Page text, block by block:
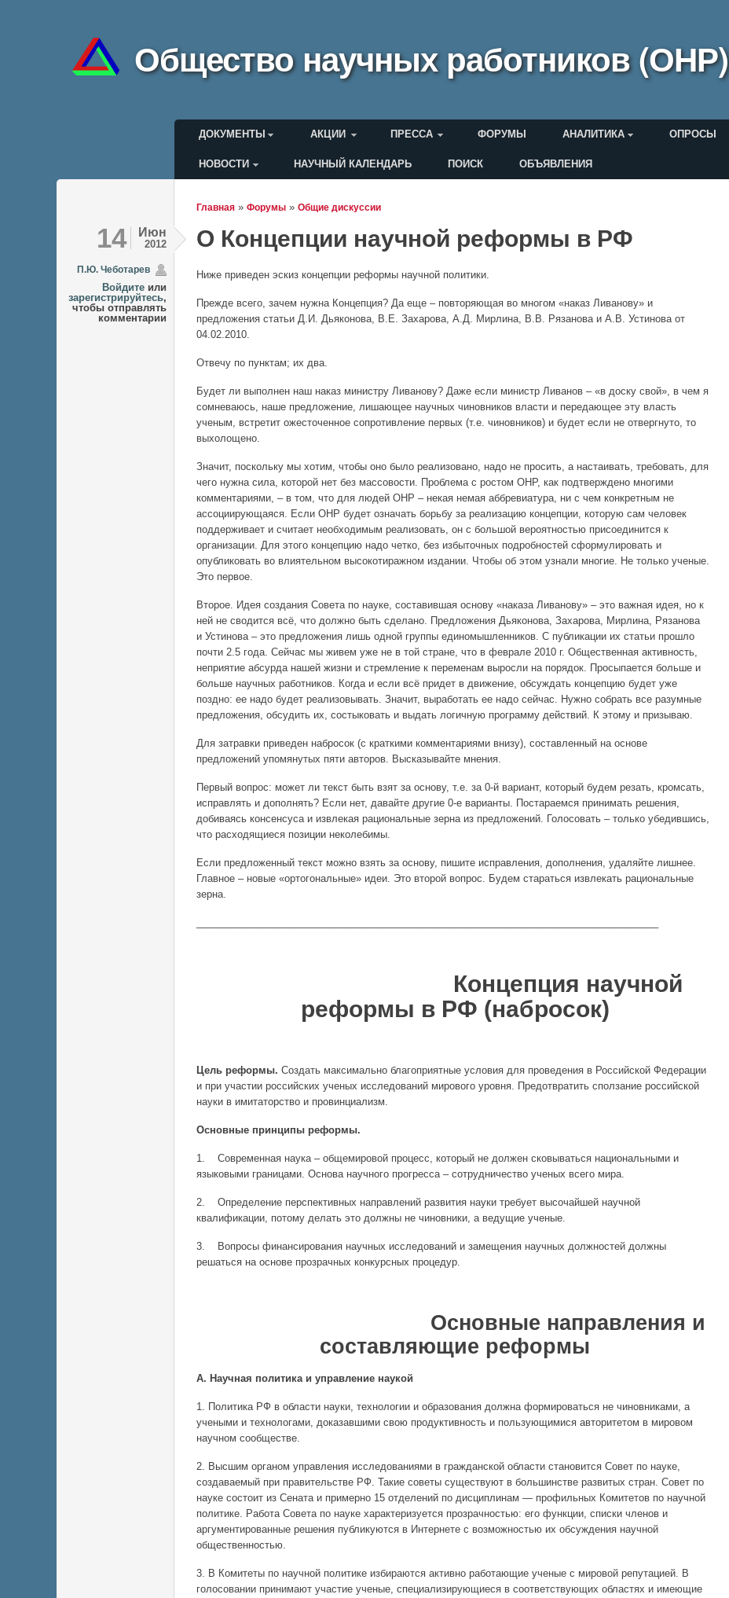
Общество научных работников (ОНР)
Главное меню
ДОКУМЕНТЫ АКЦИИ ПРЕССА ФОРУМЫ АНАЛИТИКА ОПРОСЫ
Меню пользователя
НОВОСТИ НАУЧНЫЙ КАЛЕНДАРЬ ПОИСК ОБЪЯВЛЕНИЯ
Вы здесь
Главная » Форумы » Общие дискуссии
14 Июн
2012
П.Ю. Чеботарев
Войдите или
зарегистрируйтесь,
чтобы отправлять
комментарии
О Концепции научной реформы в РФ
Ниже приведен эскиз концепции реформы научной политики.
Прежде всего, зачем нужна Концепция? Да еще – повторяющая во многом «наказ Ливанову» и
предложения статьи Д.И. Дьяконова, В.Е. Захарова, А.Д. Мирлина, В.В. Рязанова и А.В. Устинова от
04.02.2010.
Отвечу по пунктам; их два.
Будет ли выполнен наш наказ министру Ливанову? Даже если министр Ливанов – «в доску свой», в чем я
сомневаюсь, наше предложение, лишающее научных чиновников власти и передающее эту власть
ученым, встретит ожесточенное сопротивление первых (т.е. чиновников) и будет если не отвергнуто, то
выхолощено.
Значит, поскольку мы хотим, чтобы оно было реализовано, надо не просить, а настаивать, требовать, для
чего нужна сила, которой нет без массовости. Проблема с ростом ОНР, как подтверждено многими
комментариями, – в том, что для людей ОНР – некая немая аббревиатура, ни с чем конкретным не
ассоциирующаяся. Если ОНР будет означать борьбу за реализацию концепции, которую сам человек
поддерживает и считает необходимым реализовать, он с большой вероятностью присоединится к
организации. Для этого концепцию надо четко, без избыточных подробностей сформулировать и
опубликовать во влиятельном высокотиражном издании. Чтобы об этом узнали многие. Не только ученые.
Это первое.
Второе. Идея создания Совета по науке, составившая основу «наказа Ливанову» – это важная идея, но к
ней не сводится всё, что должно быть сделано. Предложения Дьяконова, Захарова, Мирлина, Рязанова
и Устинова – это предложения лишь одной группы единомышленников. С публикации их статьи прошло
почти 2.5 года. Сейчас мы живем уже не в той стране, что в феврале 2010 г. Общественная активность,
неприятие абсурда нашей жизни и стремление к переменам выросли на порядок. Просыпается больше и
больше научных работников. Когда и если всё придет в движение, обсуждать концепцию будет уже
поздно: ее надо будет реализовывать. Значит, выработать ее надо сейчас. Нужно собрать все разумные
предложения, обсудить их, состыковать и выдать логичную программу действий. К этому и призываю.
Для затравки приведен набросок (с краткими комментариями внизу), составленный на основе
предложений упомянутых пяти авторов. Высказывайте мнения.
Первый вопрос: может ли текст быть взят за основу, т.е. за 0-й вариант, который будем резать, кромсать,
исправлять и дополнять? Если нет, давайте другие 0-е варианты. Постараемся принимать решения,
добиваясь консенсуса и извлекая рациональные зерна из предложений. Голосовать – только убедившись,
что расходящиеся позиции неколебимы.
Если предложенный текст можно взять за основу, пишите исправления, дополнения, удаляйте лишнее.
Главное – новые «ортогональные» идеи. Это второй вопрос. Будем стараться извлекать рациональные
зерна.
Концепция научной
реформы в РФ (набросок)
Цель реформы. Создать максимально благоприятные условия для проведения в Российской Федерации
и при участии российских ученых исследований мирового уровня. Предотвратить сползание российской
науки в имитаторство и провинциализм.
Основные принципы реформы.
1. Современная наука – общемировой процесс, который не должен сковываться национальными и
языковыми границами. Основа научного прогресса – сотрудничество ученых всего мира.
2. Определение перспективных направлений развития науки требует высочайшей научной
квалификации, потому делать это должны не чиновники, а ведущие ученые.
3. Вопросы финансирования научных исследований и замещения научных должностей должны
решаться на основе прозрачных конкурсных процедур.
Основные направления и
составляющие реформы
А. Научная политика и управление наукой
1. Политика РФ в области науки, технологии и образования должна формироваться не чиновниками, а
учеными и технологами, доказавшими свою продуктивность и пользующимися авторитетом в мировом
научном сообществе.
2. Высшим органом управления исследованиями в гражданской области становится Совет по науке,
создаваемый при правительстве РФ. Такие советы существуют в большинстве развитых стран. Совет по
науке состоит из Сената и примерно 15 отделений по дисциплинам — профильных Комитетов по научной
политике. Работа Совета по науке характеризуется прозрачностью: его функции, списки членов и
аргументированные решения публикуются в Интернете с возможностью их обсуждения научной
общественностью.
3. В Комитеты по научной политике избираются активно работающие ученые с мировой репутацией. В
голосовании принимают участие ученые, специализирующиеся в соответствующих областях и имеющие